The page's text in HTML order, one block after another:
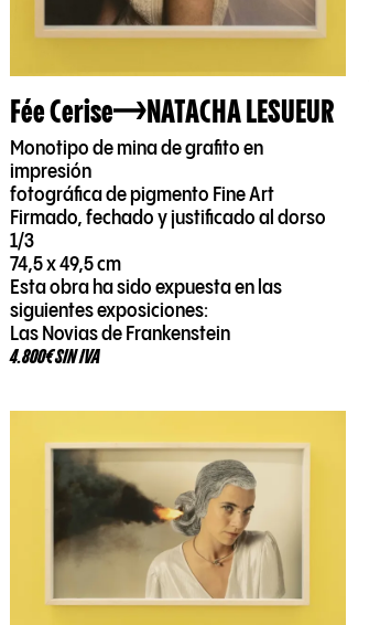
Fée Cerise NATACHA LESUEUR
Monotipo de mina de grafito en
impresión
fotográfica de pigmento Fine Art
Firmado, fechado y justificado al dorso
1/3
74,5 x 49,5 cm
Esta obra ha sido expuesta en las
siguientes exposiciones:
Las Novias de Frankenstein
4.800€ SIN IVA